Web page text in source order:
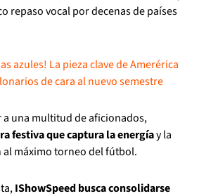
repaso vocal por decenas de países
azules! La pieza clave de Amerérica
de cara al nuevo semestre
una multitud de aficionados,
festiva que captura la energíay la
al máximo torneo del fútbol.
IShowSpeed busca consolidarse